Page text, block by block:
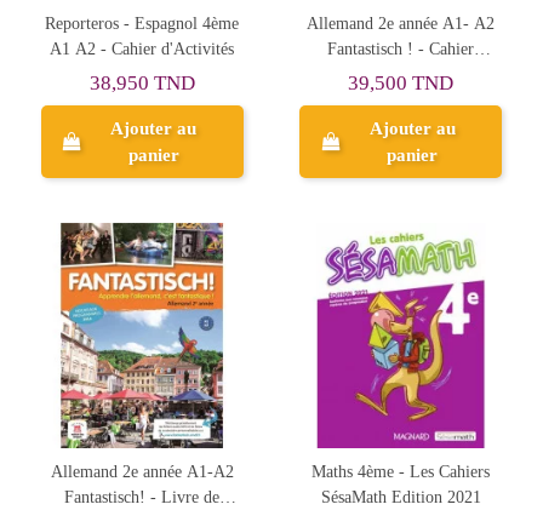
Reporteros - Espagnol 4ème
A1 A2 - Cahier d'Activités
38,950 TND
Ajouter au
panier
Allemand 2e année A1- A2
Fantastisch ! - Cahier
d'Activités
39,500 TND
Ajouter au
panier
Allemand 2e année A1-A2
Fantastisch! - Livre de
Maths 4ème - Les Cahiers
SésaMath Edition 2021